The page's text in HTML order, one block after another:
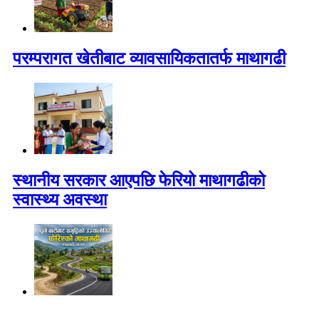
परम्परागत खेतीबाट व्यावसायिकतातर्फ माथागढी
स्थानीय सरकार आएपछि फेरियो माथागढीको
स्वास्थ्य अवस्था